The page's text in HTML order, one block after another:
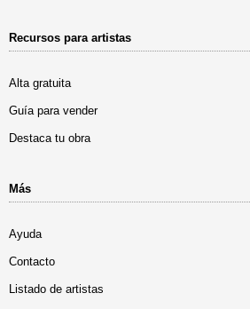
Recursos para artistas
Alta gratuita
Guía para vender
Destaca tu obra
Más
Ayuda
Contacto
Listado de artistas